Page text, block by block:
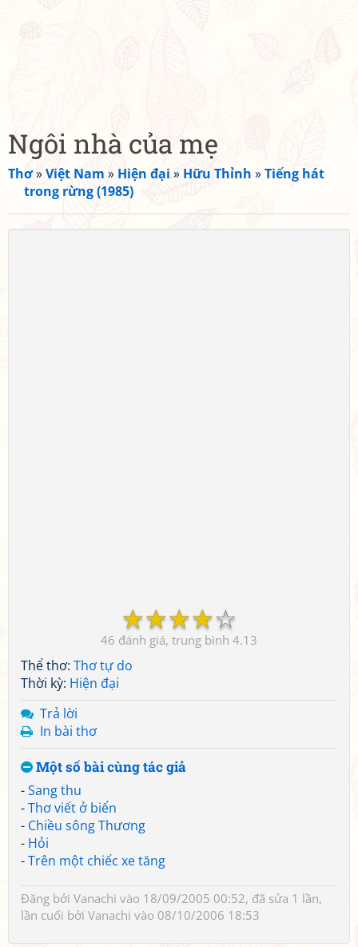
Ngôi nhà của mẹ
Thơ»Việt Nam » Hiện đại » Hữu Thỉnh »Tiếng hát
trong rừng (1985)
☆
☆
☆
☆
☆
46 4.13
Thể thơ: Thơ tự do
Thời kỳ: Hiện đại
Trả lời
In bài thơ
Một số bài cùng tác giả
-Sang thu
-Thơ viết ở biển
- Chiều sông Thương
- Hỏi
-Trên một chiếc xe tăng
Đăng bởi Vanachi vào 18/09/2005 00:52, đã sửa 1 lần,
lần cuối bởi Vanachi vào 08/10/2006 18:53